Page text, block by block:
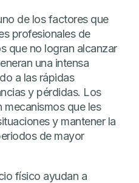
de los factores que
profesionales de
que no logran alcanzar
una intensa
a las rápidas
y pérdidas. Los
mecanismos que les
y mantener la
de mayor
físico ayudan a